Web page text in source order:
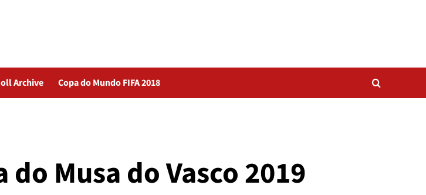
Archive Copa do Mundo FIFA 2018
Musa do Vasco 2019